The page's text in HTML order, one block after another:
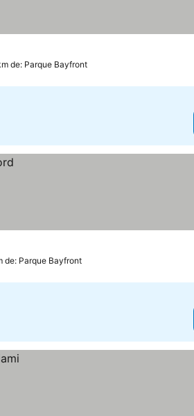
de: Parque Bayfront
de: Parque Bayfront